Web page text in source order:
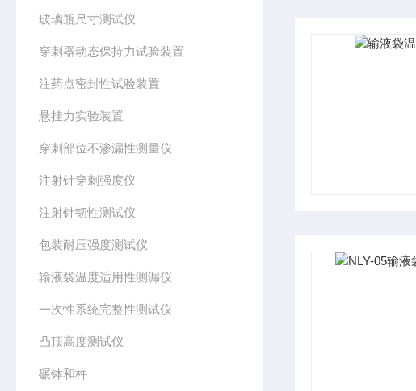
玻璃瓶尺寸测试仪
穿刺器动态保持力试验装置
注药点密封性试验装置
悬挂力实验装置
穿刺部位不渗漏性测量仪
注射针穿刺强度仪
注射针韧性测试仪
包装耐压强度测试仪
输液袋温度适用性测漏仪
一次性系统完整性测试仪
凸顶高度测试仪
碾钵和杵